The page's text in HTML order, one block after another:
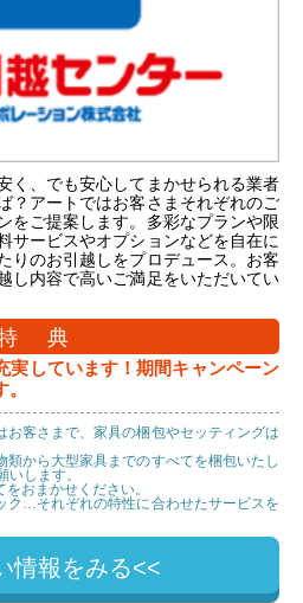
く、でも安心してまかせられる業者
？アートではお客さまそれぞれのご
をご提案します。多彩なプランや限
サービスやオプションなどを自在に
りのお引越しをプロデュース。お客
し内容で高いご満足をいただいてい
典
しています！期間キャンペーン
客さまで、家具の梱包やセッティングは
から大型家具までのすべてを梱包いたし
いします。
おまかせください。
ク…それぞれの特性に合わせたサービスを
情報をみる<<